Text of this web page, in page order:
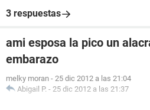
3 respuestas
ami esposa la pico un
embarazo
melky moran - 25 dic 2012 a las 21:04
Abigail P. - 25 dic 2012 a las 21:37